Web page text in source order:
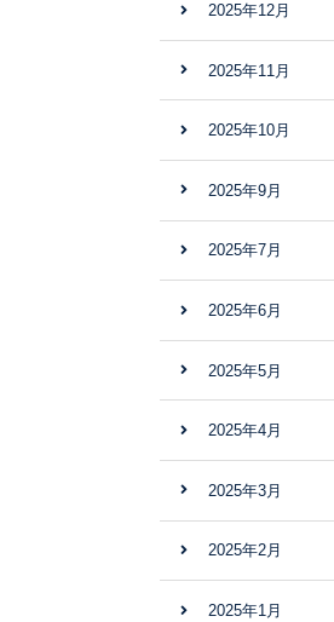
2025年12月
2025年11月
2025年10月
2025年9月
2025年7月
2025年6月
2025年5月
2025年4月
2025年3月
2025年2月
2025年1月